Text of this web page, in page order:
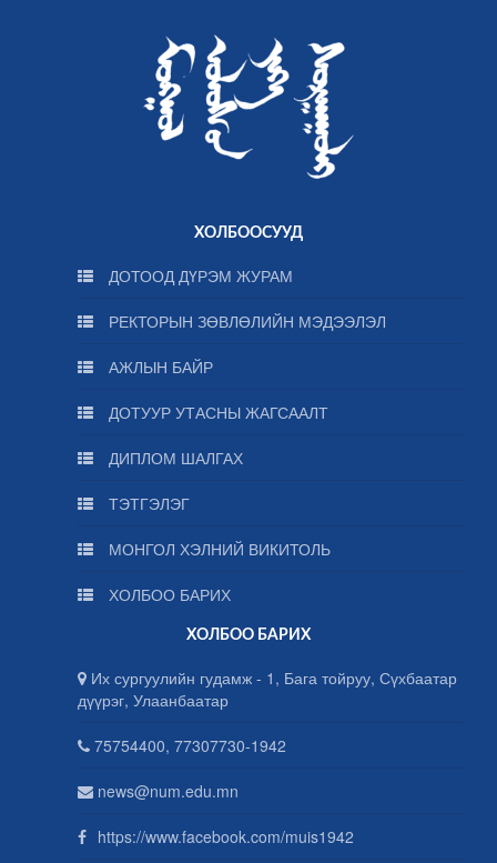
ХОЛБООСУУД
ДОТООД ДҮРЭМ ЖУРАМ
РЕКТОРЫН ЗӨВЛӨЛИЙН МЭДЭЭЛЭЛ
АЖЛЫН БАЙР
ДОТУУР УТАСНЫ ЖАГСААЛТ
ДИПЛОМ ШАЛГАХ
ТЭТГЭЛЭГ
МОНГОЛ ХЭЛНИЙ ВИКИТОЛЬ
ХОЛБОО БАРИХ
ХОЛБОО БАРИХ
Их сургуулийн гудамж - 1, Бага тойруу, Сүхбаатар
дүүрэг, Улаанбаатар
75754400, 77307730-1942
news@num.edu.mn
https://www.facebook.com/muis1942